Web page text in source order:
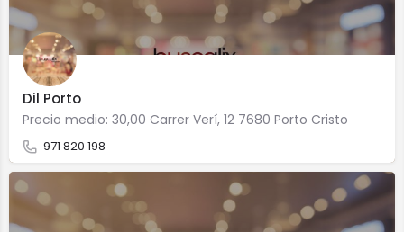
Dil Porto
Precio medio: 30,00 Carrer Verí, 12 7680 Porto Cristo
971 820 198